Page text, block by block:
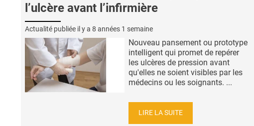
l’ulcère avant l’infirmière
Actualité publiée il y a 8 années 1 semaine
Nouveau pansement ou prototype
intelligent qui promet de repérer
les ulcères de pression avant
qu'elles ne soient visibles par les
médecins ou les soignants. ...
LIRE LA SUITE